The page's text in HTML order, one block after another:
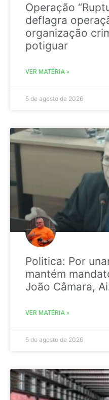
Operação
deflagra
organização
potiguar
VER MATÉRIA »
5 de agosto de 2026
Politica: Por
mantém
João Câmara,
VER MATÉRIA »
5 de agosto de 2026